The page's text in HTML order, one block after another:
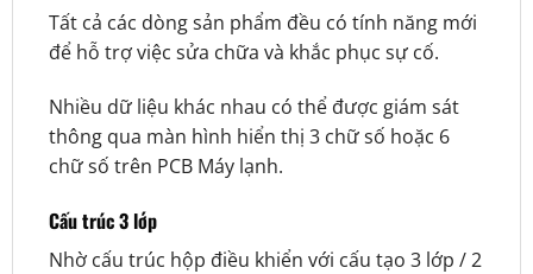
Tất cả các dòng sản phẩm đều có tính năng mới
để hỗ trợ việc sửa chữa và khắc phục sự cố.
Nhiều dữ liệu khác nhau có thể được giám sát
thông qua màn hình hiển thị 3 chữ số hoặc 6
chữ số trên PCB Máy lạnh.
Cấu trúc 3 lớp
Nhờ cấu trúc hộp điều khiển với cấu tạo 3 lớp / 2